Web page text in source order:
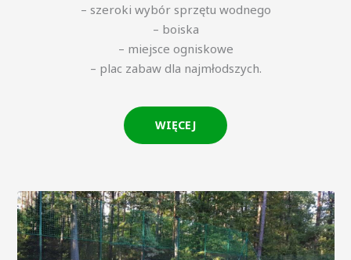
– szeroki wybór sprzętu wodnego
– boiska
– miejsce ogniskowe
– plac zabaw dla najmłodszych.
WIĘCEJ